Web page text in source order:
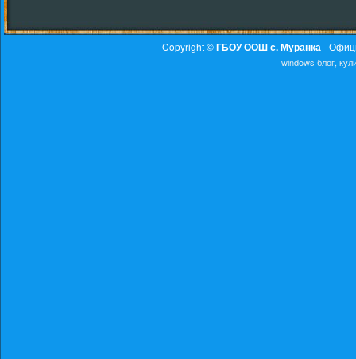
Copyright ©ГБОУ ООШ с. Муранка -
windows блог,